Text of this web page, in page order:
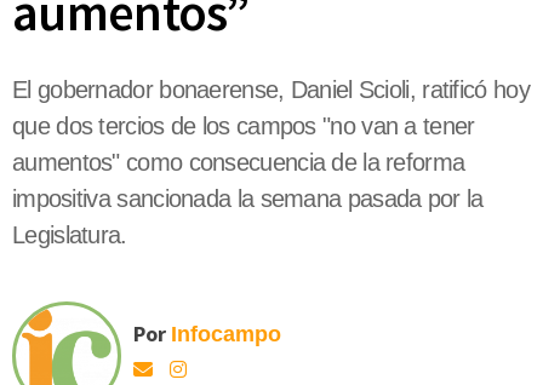
El gobernador bonaerense, Daniel Scioli, ratificó hoy
que dos tercios de los campos "no van a tener
aumentos" como consecuencia de la reforma
impositiva sancionada la semana pasada por la
Legislatura.
Por Infocampo